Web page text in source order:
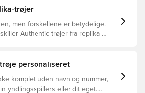
trøjer
men forskellene er betydelige.
Authentic trøjer fra replika-
personaliseret
komplet uden navn og nummer,
yndlingsspillers eller dit eget.